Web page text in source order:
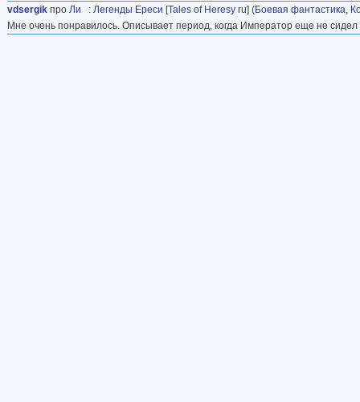
vdsergik про Ли : Легенды Ереси [Tales of Heresy ru] (Боевая фантастика,
Мне очень понравилось. Описывает период, когда Император еще не